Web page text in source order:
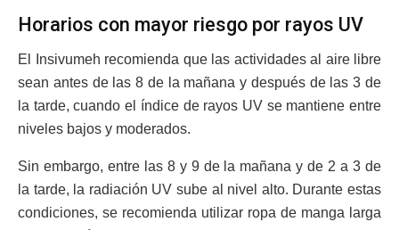
Horarios con mayor riesgo por rayos UV
El Insivumeh recomienda que las actividades al aire libre
sean antes de las 8 de la mañana y después de las 3 de
la tarde, cuando el índice de rayos UV se mantiene entre
niveles bajos y moderados.
Sin embargo, entre las 8 y 9 de la mañana y de 2 a 3 de
la tarde, la radiación UV sube al nivel alto. Durante estas
condiciones, se recomienda utilizar ropa de manga larga